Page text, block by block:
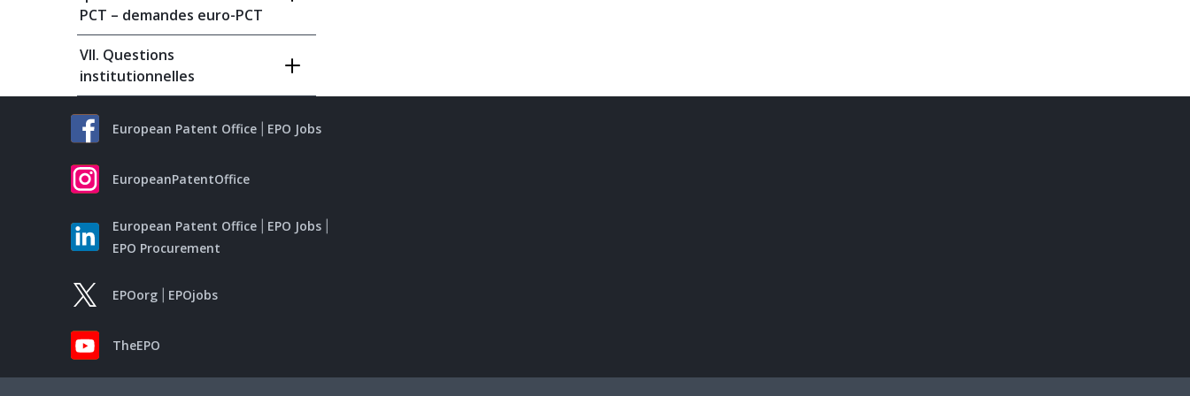
PCT – demandes euro-PCT
VII. Questions
institutionnelles
European Patent Office EPO Jobs
EuropeanPatentOffice
European Patent Office
EPO Jobs
EPO Procurement
EPOorg EPOjobs
TheEPO